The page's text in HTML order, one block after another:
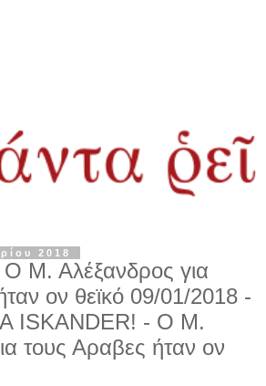
2018
Μ. Αλέξανδρος για
ον θεϊκό 09/01/2018 -
ISKANDER! - Ο Μ.
τους Αραβες ήταν ον